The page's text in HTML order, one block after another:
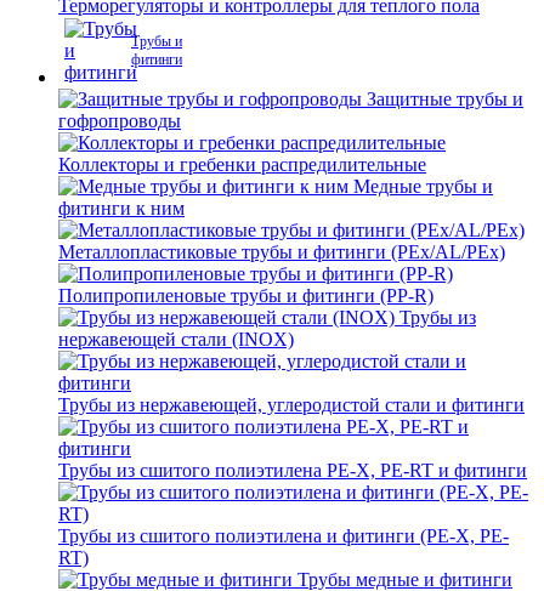
Терморегуляторы и контроллеры для теплого пола
Трубы и
фитинги
Защитные трубы и
гофропроводы
Коллекторы и гребенки распредилительные
Медные трубы и
фитинги к ним
Металлопластиковые трубы и фитинги (PEx/AL/PEx)
Полипропиленовые трубы и фитинги (PP-R)
Трубы из
нержавеющей стали (INOX)
Трубы из нержавеющей, углеродистой стали и фитинги
Трубы из сшитого полиэтилена PE-X, PE-RT и фитинги
Трубы из сшитого полиэтилена и фитинги (PE-X, PE-
RT)
Трубы медные и фитинги